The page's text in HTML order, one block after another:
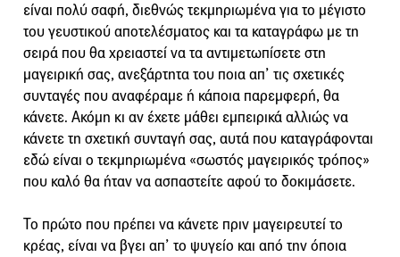
είναι πολύ σαφή, διεθνώς τεκμηριωμένα για το μέγιστο
του γευστικού αποτελέσματος και τα καταγράφω με τη
σειρά που θα χρειαστεί να τα αντιμετωπίσετε στη
μαγειρική σας, ανεξάρτητα του ποια απ’ τις σχετικές
συνταγές που αναφέραμε ή κάποια παρεμφερή, θα
κάνετε. Ακόμη κι αν έχετε μάθει εμπειρικά αλλιώς να
κάνετε τη σχετική συνταγή σας, αυτά που καταγράφονται
εδώ είναι ο τεκμηριωμένα «σωστός μαγειρικός τρόπος»
που καλό θα ήταν να ασπαστείτε αφού το δοκιμάσετε.
Το πρώτο που πρέπει να κάνετε πριν μαγειρευτεί το
κρέας, είναι να βγει απ’ το ψυγείο και από την όποια